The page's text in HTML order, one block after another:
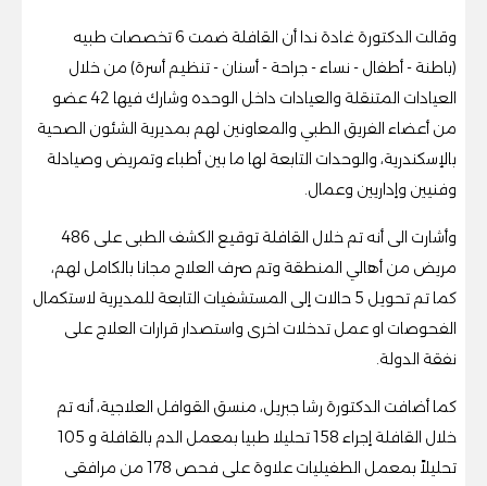
وقالت الدكتورة غادة ندا أن القافلة ضمت 6 تخصصات طبيه
(باطنة - أطفال - نساء - جراحة - أسنان - تنظيم أسرة) من خلال
العيادات المتنقلة والعيادات داخل الوحده وشارك فيها 42 عضو
من أعضاء الفريق الطبي والمعاونين لهم بمديرية الشئون الصحية
بالإسكندرية، والوحدات التابعة لها ما بين أطباء وتمريض وصيادلة
وفنيين وإداريين وعمال.
وأشارت الى أنه تم خلال القافلة توقيع الكشف الطبى على 486
مريض من أهالي المنطقة وتم صرف العلاج مجانا بالكامل لهم،
كما تم تحويل 5 حالات إلى المستشفيات التابعة للمديرية لاستكمال
الفحوصات او عمل تدخلات اخرى واستصدار قرارات العلاج على
نفقة الدولة.
كما أضافت الدكتورة رشا جبريل، منسق القوافل العلاجية، أنه تم
خلال القافلة إجراء 158 تحليلا طبيا بمعمل الدم بالقافلة و 105
تحليلاً بمعمل الطفيليات علاوة على فحص 178 من مرافقى